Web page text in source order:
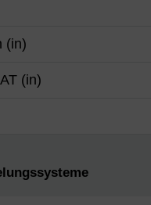
(in)
(in)